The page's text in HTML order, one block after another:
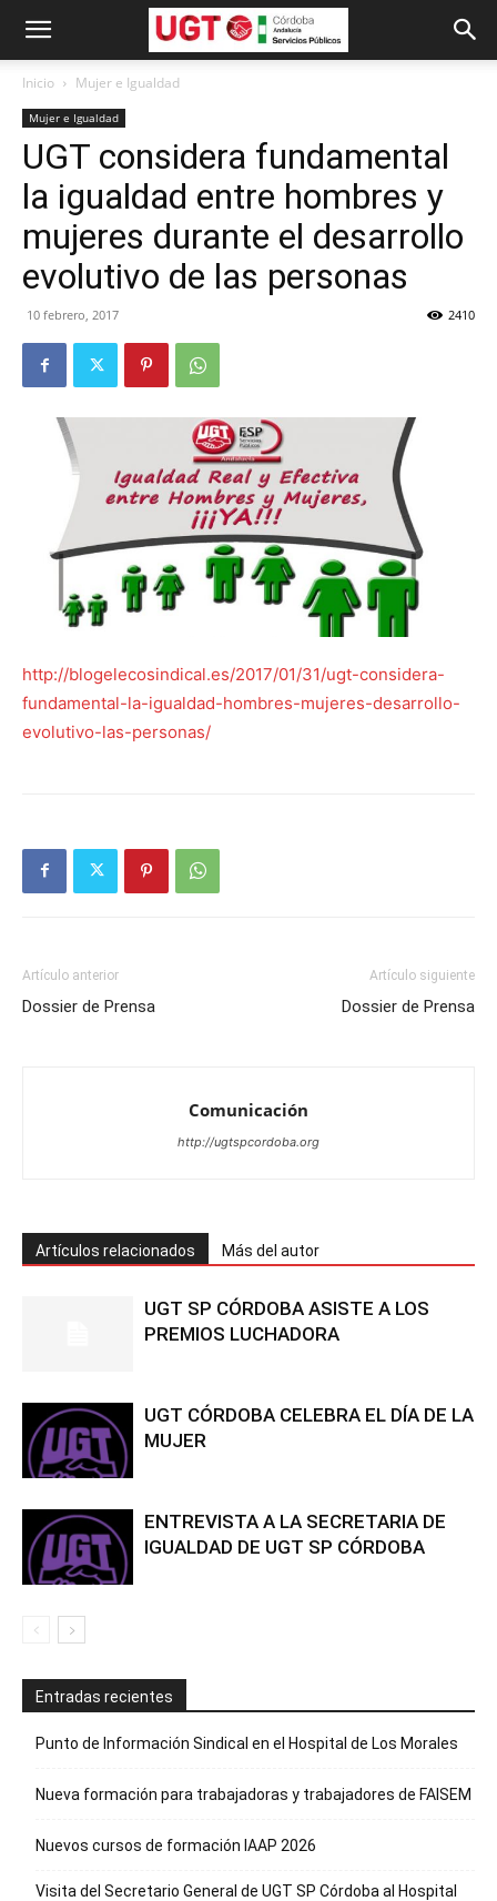
Inicio Mujer e Igualdad
Mujer e Igualdad
UGT considera fundamental
la igualdad entre hombres y
mujeres durante el desarrollo
evolutivo de las personas
10 febrero, 2017 2410
http://blogelecosindical.es/2017/01/31/ugt-considera-
fundamental-la-igualdad-hombres-mujeres-desarrollo-
evolutivo-las-personas/
Artículo anterior
Dossier de Prensa
Artículo siguiente
Dossier de Prensa
Comunicación
http://ugtspcordoba.org
Artículos relacionados Más del autor
UGT SP CÓRDOBA ASISTE A LOS
PREMIOS LUCHADORA
UGT CÓRDOBA CELEBRA EL DÍA DE LA
MUJER
ENTREVISTA A LA SECRETARIA DE
IGUALDAD DE UGT SP CÓRDOBA
Entradas recientes
Punto de Información Sindical en el Hospital de Los Morales
Nueva formación para trabajadoras y trabajadores de FAISEM
Nuevos cursos de formación IAAP 2026
Visita del Secretario General de UGT SP Córdoba al Hospital